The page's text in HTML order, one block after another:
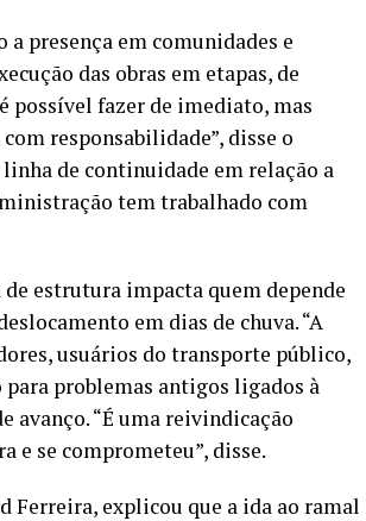
presença em comunidades e
das obras em etapas, de
possível fazer de imediato, mas
responsabilidade”, disse o
de continuidade em relação a
tem trabalhado com
estrutura impacta quem depende
em dias de chuva. “A
usuários do transporte público,
problemas antigos ligados à
avanço. “É uma reivindicação
e se comprometeu”, disse.
explicou que a ida ao ramal